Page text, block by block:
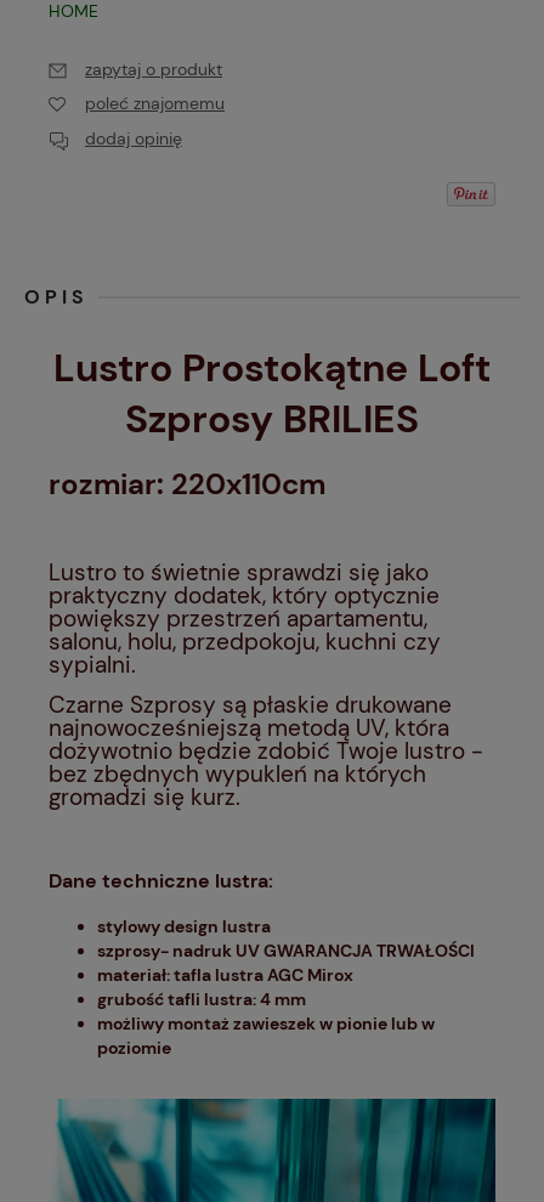
HOME
zapytaj o produkt
poleć znajomemu
dodaj opinię
OPIS
Lustro Prostokątne Loft
Szprosy BRILIES
rozmiar: 220x110cm
Lustro to świetnie sprawdzi się jako
praktyczny dodatek, który optycznie
powiększy przestrzeń apartamentu,
salonu, holu, przedpokoju, kuchni czy
sypialni.
Czarne Szprosy są płaskie drukowane
najnowocześniejszą metodą UV, która
dożywotnio będzie zdobić Twoje lustro -
bez zbędnych wypukleń na których
gromadzi się kurz.
Dane techniczne lustra:
stylowy design lustra
szprosy- nadruk UV GWARANCJA TRWAŁOŚCI
materiał: tafla lustra AGC Mirox
grubość tafli lustra: 4 mm
możliwy montaż zawieszek w pionie lub w
poziomie